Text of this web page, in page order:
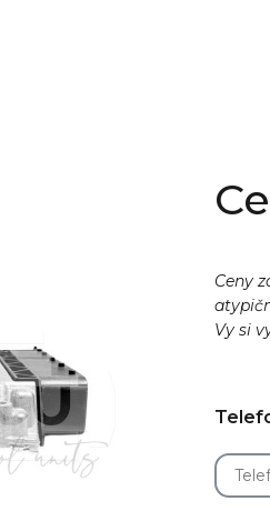
Ceny
Vy si